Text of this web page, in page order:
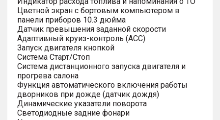
Цветной экран с бортовым компьютером в
панели приборов 10.3 дюйма
Датчик превышения заданной скорости
Адаптивный круиз-контроль (ACC)
Запуск двигателя кнопкой
Система Старт/Стоп
Система дистанционного запуска двигателя и
прогрева салона
Функция автоматического включения работы
дворников при дожде (датчик дождя)
Динамические указатели поворота
Светодиодные задние фонари